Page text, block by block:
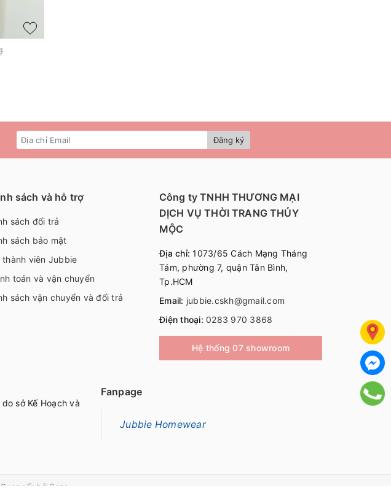
Đăng ký
sách và hỗ trợ
sách đổi trả
sách bảo mật
thành viên Jubbie
toán và vận chuyển
sách vận chuyển và đổi trả
Công ty TNHH THƯƠNG MẠI
DỊCH VỤ THỜI TRANG THỦY
MỘC
Địa chỉ: 1073/65 Cách Mạng Tháng
Tám, phường 7, quận Tân Bình,
Tp.HCM
Email: jubbie.cskh@gmail.com
Điện thoại: 0283 970 3868
Hệ thống 07 showroom
sở Kế Hoạch và
Fanpage
Jubbie Homewear